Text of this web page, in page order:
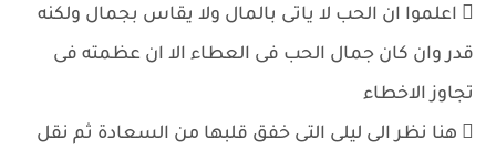
 اعلموا ان الحب لا ياتى بالمال ولا يقاس بجمال ولكنه
قدر وان كان جمال الحب فى العطاء الا ان عظمته فى
تجاوز الاخطاء
 هنا نظر الى ليلى التى خفق قلبها من السعادة ثم نقل